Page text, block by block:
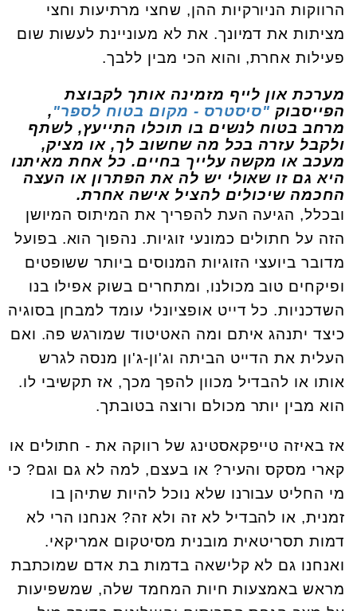
הרווקות הניורקיות ההן, שחצי מרתיעות וחצי
מציתות את דמיונך. את לא מעוניינת לעשות שום
פעילות אחרת, והוא הכי מבין ללבך.
מערכת און לייף מזמינה אותך לקבוצת
הפייסבוק "סיסטרס - מקום בטוח לספר",
מרחב בטוח לנשים בו תוכלו התייעץ, לשתף
ולקבל עזרה בכל מה שחשוב לך, או מציק,
מעכב או מקשה עלייך בחיים. כל אחת מאיתנו
היא גם זו שאולי יש לה את הפתרון או העצה
החכמה שיכולים להציל אישה אחרת.
ובכלל, הגיעה העת להפריך את המיתוס המיושן
הזה על חתולים כמונעי זוגיות. נהפוך הוא. בפועל
מדובר ביועצי הזוגיות המנוסים ביותר ששופטים
ופיקחים טוב מכולנו, ומתחרים בשוק אפילו בנו
השדכניות. כל דייט אופציונלי עומד למבחן בסוגיה
כיצד יתנהג איתם ומה האטיטוד שמורגש פה. ואם
העלית את הדייט הביתה וג'ון-ג'ון מנסה לגרש
אותו או להבדיל מכוון להפך מכך, אז תקשיבי לו.
הוא מבין יותר מכולם ורוצה בטובתך.
אז באיזה טייפקאסטינג של רווקה את - חתולים או
קארי מסקס והעיר? או בעצם, למה לא גם וגם? כי
מי החליט עבורנו שלא נוכל להיות שתיהן בו
זמנית, או להבדיל לא זה ולא זה? אנחנו הרי לא
דמות תסריטאית מובנית מסיטקום אמריקאי.
ואנחנו גם לא קלישאה בדמות בת אדם שמוכתבת
מראש באמצעות חיות המחמד שלה, שמשפיעות